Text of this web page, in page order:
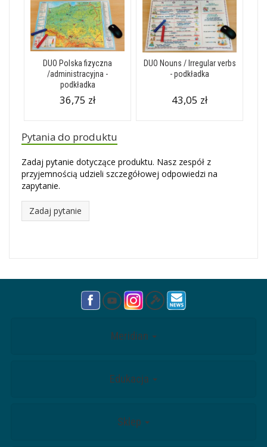
DUO Polska fizyczna
/administracyjna -
podkładka
36,75 zł
DUO Nouns / Irregular verbs
- podkładka
43,05 zł
Pytania do produktu
Zadaj pytanie dotyczące produktu. Nasz zespół z
przyjemnością udzieli szczegółowej odpowiedzi na
zapytanie.
Zadaj pytanie
Meridian
Edukacja
Sklep